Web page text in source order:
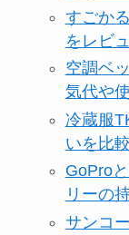
すごか
をレビ
空調ベ
気代や
冷蔵服
いを比
GoPro
リーの
サンコ